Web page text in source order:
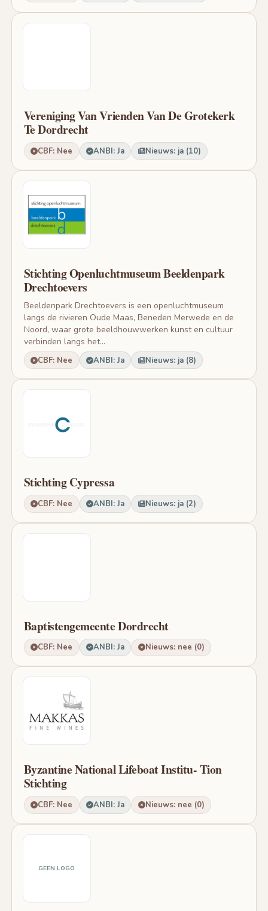
Vereniging Van Vrienden Van De Grotekerk
Te Dordrecht
CBF: Nee ANBI: Ja Nieuws: ja (10)
Stichting Openluchtmuseum Beeldenpark
Drechtoevers
Beeldenpark Drechtoevers is een openluchtmuseum
langs de rivieren Oude Maas, Beneden Merwede en de
Noord, waar grote beeldhouwwerken kunst en cultuur
verbinden langs het...
CBF: Nee ANBI: Ja Nieuws: ja (8)
Stichting Cypressa
CBF: Nee ANBI: Ja Nieuws: ja (2)
Baptistengemeente Dordrecht
CBF: Nee ANBI: Ja Nieuws: nee (0)
Byzantine National Lifeboat Institu- Tion
Stichting
CBF: Nee ANBI: Ja Nieuws: nee (0)
GEEN LOGO